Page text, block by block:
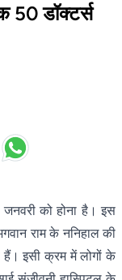
50 डॉक्टर्स
जनवरी को होना है। इस
राम के ननिहाल की
हैं। इसी क्रम में लोगों के